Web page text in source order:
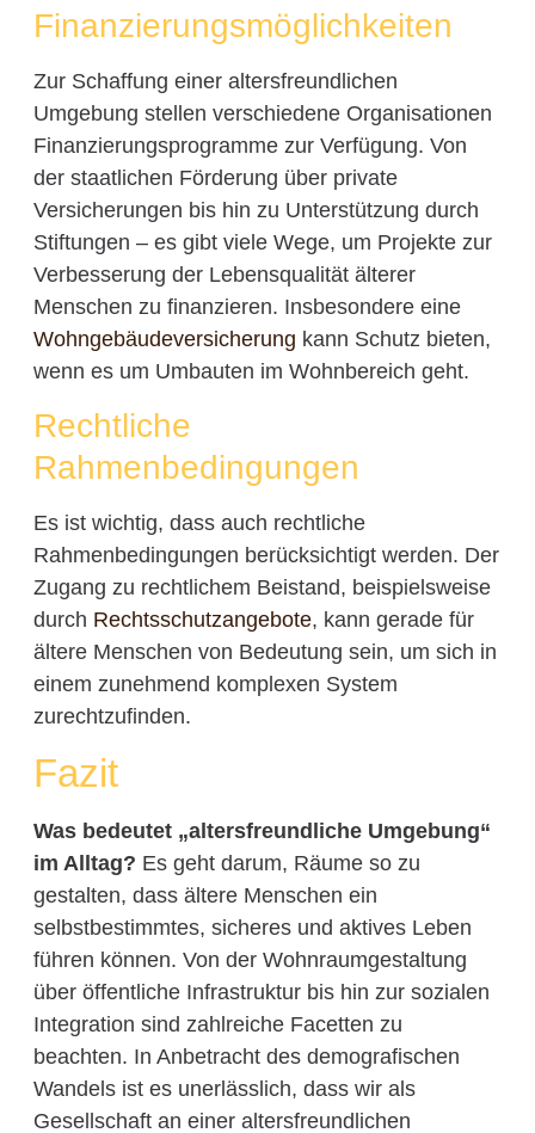
Finanzierungsmöglichkeiten
Zur Schaffung einer altersfreundlichen
Umgebung stellen verschiedene Organisationen
Finanzierungsprogramme zur Verfügung. Von
der staatlichen Förderung über private
Versicherungen bis hin zu Unterstützung durch
Stiftungen – es gibt viele Wege, um Projekte zur
Verbesserung der Lebensqualität älterer
Menschen zu finanzieren. Insbesondere eine
Wohngebäudeversicherung kann Schutz bieten,
wenn es um Umbauten im Wohnbereich geht.
Rechtliche
Rahmenbedingungen
Es ist wichtig, dass auch rechtliche
Rahmenbedingungen berücksichtigt werden. Der
Zugang zu rechtlichem Beistand, beispielsweise
durch Rechtsschutzangebote, kann gerade für
ältere Menschen von Bedeutung sein, um sich in
einem zunehmend komplexen System
zurechtzufinden.
Fazit
Was bedeutet „altersfreundliche Umgebung“
im Alltag? Es geht darum, Räume so zu
gestalten, dass ältere Menschen ein
selbstbestimmtes, sicheres und aktives Leben
führen können. Von der Wohnraumgestaltung
über öffentliche Infrastruktur bis hin zur sozialen
Integration sind zahlreiche Facetten zu
beachten. In Anbetracht des demografischen
Wandels ist es unerlässlich, dass wir als
Gesellschaft an einer altersfreundlichen